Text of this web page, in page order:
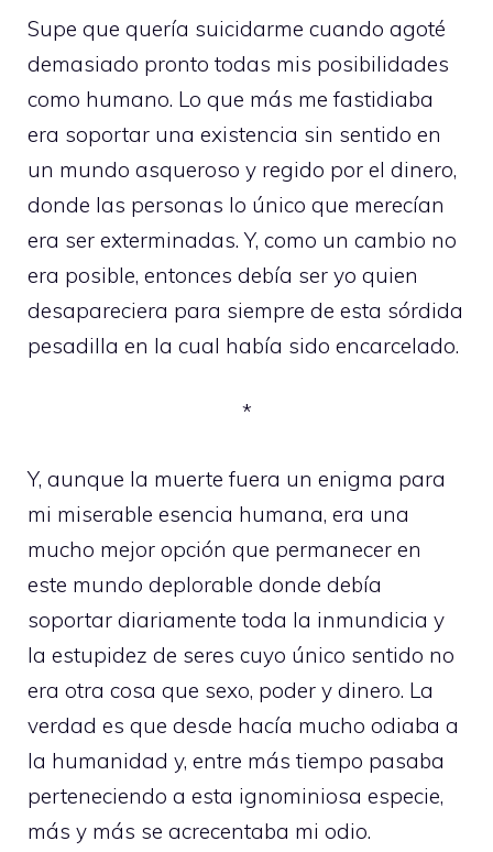
Supe que quería suicidarme cuando agoté
demasiado pronto todas mis posibilidades
como humano. Lo que más me fastidiaba
era soportar una existencia sin sentido en
un mundo asqueroso y regido por el dinero,
donde las personas lo único que merecían
era ser exterminadas. Y, como un cambio no
era posible, entonces debía ser yo quien
desapareciera para siempre de esta sórdida
pesadilla en la cual había sido encarcelado.
*
Y, aunque la muerte fuera un enigma para
mi miserable esencia humana, era una
mucho mejor opción que permanecer en
este mundo deplorable donde debía
soportar diariamente toda la inmundicia y
la estupidez de seres cuyo único sentido no
era otra cosa que sexo, poder y dinero. La
verdad es que desde hacía mucho odiaba a
la humanidad y, entre más tiempo pasaba
perteneciendo a esta ignominiosa especie,
más y más se acrecentaba mi odio.